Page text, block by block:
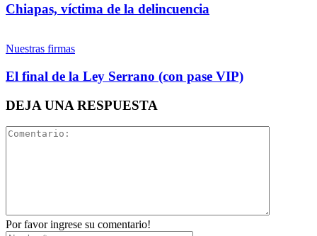
Chiapas, víctima de la delincuencia
Nuestras firmas
El final de la Ley Serrano (con pase VIP)
DEJA UNA RESPUESTA
Por favor ingrese su comentario!